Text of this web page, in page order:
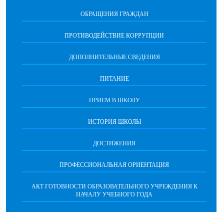
ОБРАЩЕНИЯ ГРАЖДАН
ПРОТИВОДЕЙСТВИЕ КОРРУПЦИИ
ДОПОЛНИТЕЛЬНЫЕ СВЕДЕНИЯ
ПИТАНИЕ
ПРИЕМ В ШКОЛУ
ИСТОРИЯ ШКОЛЫ
ДОСТИЖЕНИЯ
ПРОФЕССИОНАЛЬНАЯ ОРИЕНТАЦИЯ
АКТ ГОТОВНОСТИ ОБРАЗОВАТЕЛЬНОГО УЧРЕЖДЕНИЯ К
НАЧАЛУ УЧЕБНОГО ГОДА